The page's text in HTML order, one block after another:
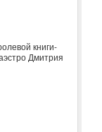
книги-
Дмитрия